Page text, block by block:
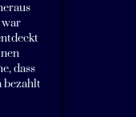
war
dass
bezahlt